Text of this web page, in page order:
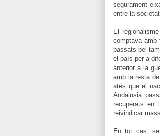
segurament
entre la
El
comptava amb
passats pel
el país per a
anterior a la
amb la resta
atés que el
Andalusia
recuperats en
reivindicar
En tot cas,